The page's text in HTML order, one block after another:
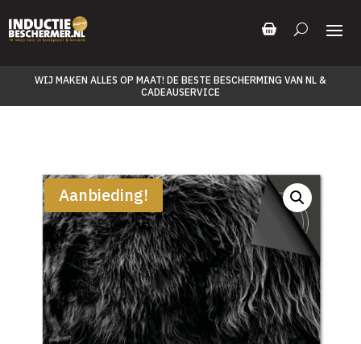
WIJ MAKEN ALLES OP MAAT! DE BESTE BESCHERMING VAN NL &
CADEAUSERVICE
Aanbieding!